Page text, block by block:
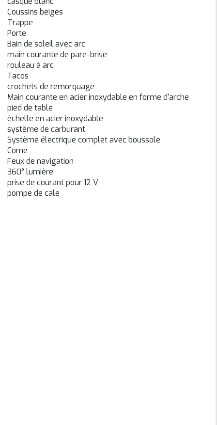
Coussins beiges
Trappe
Porte
Bain de soleil avec arc
main courante de pare-brise
rouleau à arc
Tacos
crochets de remorquage
Main courante en acier inoxydable en forme d'arche
pied de table
échelle en acier inoxydable
système de carburant
Système électrique complet avec boussole
Corne
Feux de navigation
360° lumière
prise de courant pour 12 V
pompe de cale